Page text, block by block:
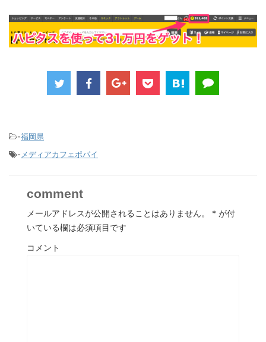
-福岡県
-メディアカフェポパイ
comment
メールアドレスが公開されることはありません。 * が付
いている欄は必須項目です
コメント